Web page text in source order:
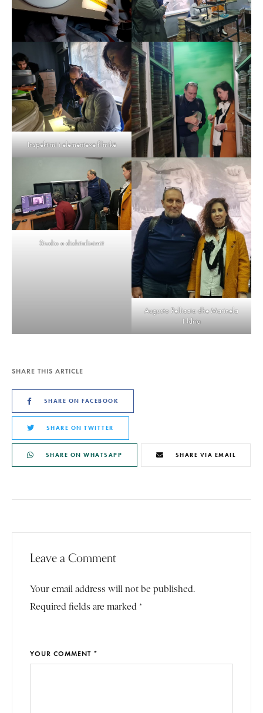
Inspektimi i elementeve filmikë
Studio e dixhitalizimit
Augusto Pelliccia dhe Marinela
Ndria
SHARE THIS ARTICLE
SHARE ON FACEBOOK
SHARE ON TWITTER
SHARE ON WHATSAPP SHARE VIA EMAIL
Leave a Comment
Your email address will not be published.
Required fields are marked *
YOUR COMMENT *